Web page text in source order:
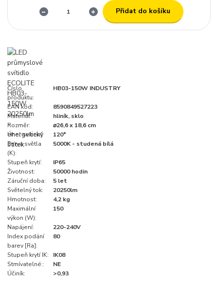
Přidat do košíku
Číslo
produktu:
HB03-150W INDUSTRY
EAN kód:
8590849527223
Materiál:
hliník, sklo
Rozměr:
⌀26,6 x 18,6 cm
Úhel svícení:
120°
Barva světla
(K):
5000K - studená bílá
Stupeň krytí:
IP65
Životnost:
50000 hodin
Záruční doba:
5 let
Světelný tok:
20250lm
Hmotnost:
4,2 kg
Maximální
výkon (W):
150
Napájení:
220-240V
Index podání
barev [Ra]:
80
Stupeň krytí IK:
IK08
Stmívatelné::
NE
Účiník:
>0,93